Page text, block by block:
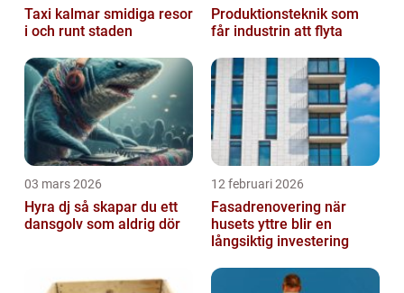
Taxi kalmar smidiga resor
i och runt staden
Produktionsteknik som
får industrin att flyta
03 mars 2026
Hyra dj så skapar du ett
dansgolv som aldrig dör
12 februari 2026
Fasadrenovering när
husets yttre blir en
långsiktig investering